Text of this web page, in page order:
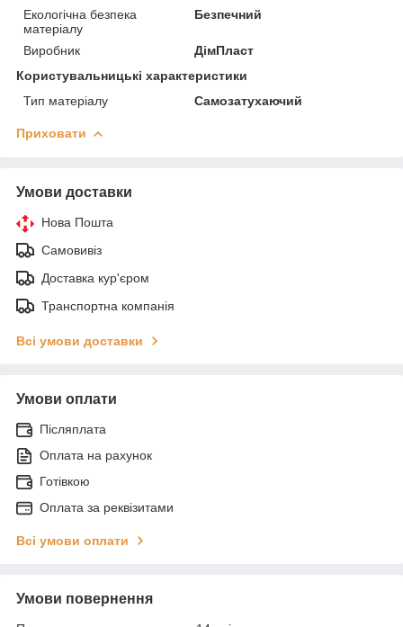
Екологічна безпека
матеріалу
Безпечний
Виробник
ДімПласт
Користувальницькі характеристики
Тип матеріалу
Самозатухаючий
Приховати
Умови доставки
Нова Пошта
Самовивіз
Доставка кур'єром
Транспортна компанія
Всі умови доставки
Умови оплати
Післяплата
Оплата на рахунок
Готівкою
Оплата за реквізитами
Всі умови оплати
Умови повернення